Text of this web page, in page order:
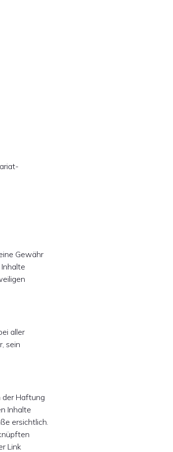
Gewähr
aller
sein
der Haftung
Inhalte
ersichtlich.
Link